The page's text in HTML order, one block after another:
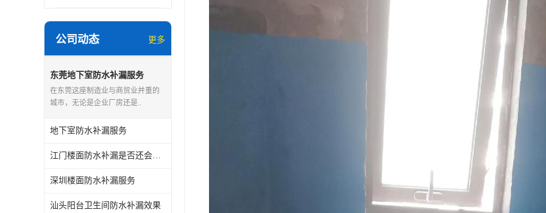
公司动态 更多
东莞地下室防水补漏服务
在东莞这座制造业与商贸业并重的
城市，无论是企业厂房还是..
地下室防水补漏服务
江门楼面防水补漏是否还会漏水
深圳楼面防水补漏服务
汕头阳台卫生间防水补漏效果